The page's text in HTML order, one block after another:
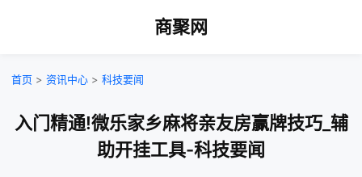
商聚网
首页 > 资讯中心 > 科技要闻
入门精通!微乐家乡麻将亲友房赢牌技巧_辅
助开挂工具-科技要闻